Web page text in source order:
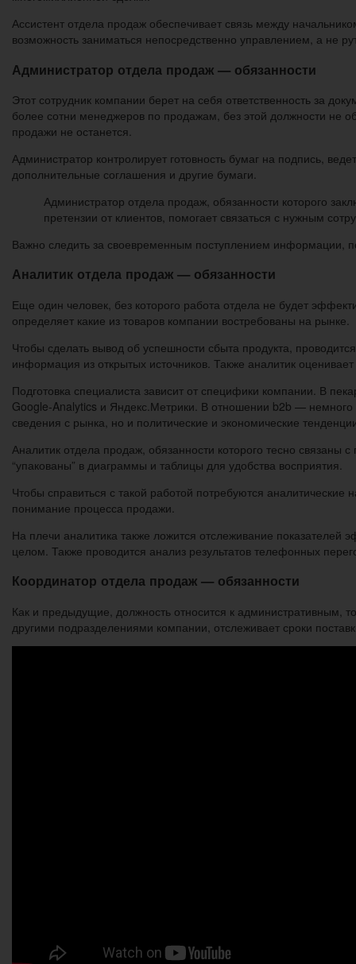
Ассистент отдела продаж обеспечивает связь между
возможность заниматься непосредственно управлением, а не
Администратор отдела продаж — обязанности
Этот сотрудник компании берет на себя ответственность за
более сотни менеджеров по продажам, без этой должности не
продажи не останется.
Администратор контролирует готовность бумаг на подпись,
дополнительные соглашения и другие бумаги.
Администратор отдела продаж, обязанности которого
претензии от клиентов, помогает связаться с нужным
Важно следить за своевременным поступлением информации,
Аналитик отдела продаж — обязанности
Еще один человек, без которого работа отдела не будет
определяет какие из товаров компании востребованы на рынке.
Чтобы сделать вывод об успешности сбыта продукта,
информация из открытых источников. Также аналитик
Подготовка специалиста зависит от специфики компании. В
Google-Analytics и Яндекс.Метрики. В отношении b2b — немного
сведения с рынка, но и политические и экономические
Аналитик отдела продаж, обязанности которого тесно
“упакованы” в диаграммы и таблицы для удобства восприятия.
Чтобы справиться с такой работой потребуются
понимание процесса продажи.
На плечи аналитика также ложится отслеживание
целом. Также проводится анализ результатов телефонных
Координатор отдела продаж — обязанности
Как и предыдущие, должность относится к административным,
другими подразделениями компании, отслеживает сроки